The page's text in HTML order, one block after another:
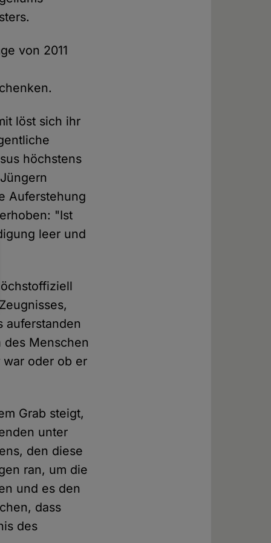
von 2011
löst sich ihr
höchstens
Auferstehung
"Ist
leer und
auferstanden
Menschen
oder ob er
Grab steigt,
unter
den diese
ran, um die
und es den
dass
des